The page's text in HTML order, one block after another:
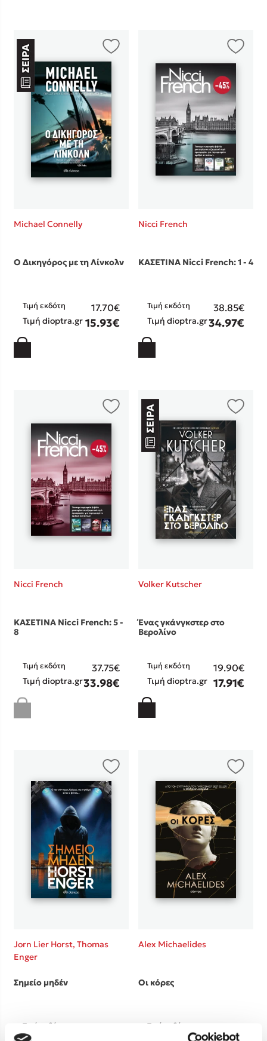
Michael Connelly
Ο Δικηγόρος με τη Λίνκολν
Τιμή εκδότη 17.70€
Τιμή dioptra.gr 15.93€
Nicci French
ΚΑΣΕΤΙΝΑ Nicci French: 1 - 4
Τιμή εκδότη 38.85€
Τιμή dioptra.gr34.97€
Nicci French
ΚΑΣΕΤΙΝΑ Nicci French: 5 -
8
Τιμή εκδότη 37.75€
Τιμή dioptra.gr33.98€
Volker Kutscher
Ένας γκάνγκστερ στο
Βερολίνο
Τιμή εκδότη 19.90€
Τιμή dioptra.gr 17.91€
Jorn Lier Horst, Thomas
Enger
Σημείο μηδέν
Τιμή εκδότη
Alex Michaelides
Οι κόρες
Τιμή εκδότη